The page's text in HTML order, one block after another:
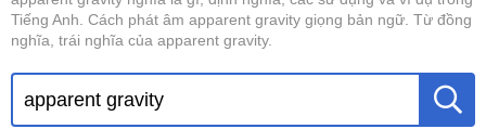
Tiếng Anh. Cách phát âm apparent gravity giọng bản ngữ. Từ đồng
nghĩa, trái nghĩa của apparent gravity.